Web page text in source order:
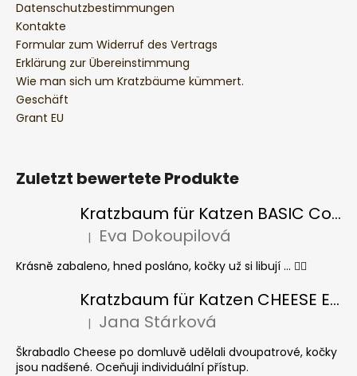
Datenschutzbestimmungen
Kontakte
Formular zum Widerruf des Vertrags
Erklärung zur Übereinstimmung
Wie man sich um Kratzbäume kümmert.
Geschäft
Grant EU
Zuletzt bewertete Produkte
Kratzbaum für Katzen BASIC Colour
Die Produktbewertung beträgt 5 von 5 Sternen.
| Eva Dokoupilová
Krásně zabaleno, hned posláno, kočky už si libují ... 👍🏻
Kratzbaum für Katzen CHEESE ELIPSE colour
Die Produktbewertung beträgt 5 von 5 Sternen.
| Jana Stárková
Škrabadlo Cheese po domluvě udělali dvoupatrové, kočky
jsou nadšené. Oceňuji individuální přístup.